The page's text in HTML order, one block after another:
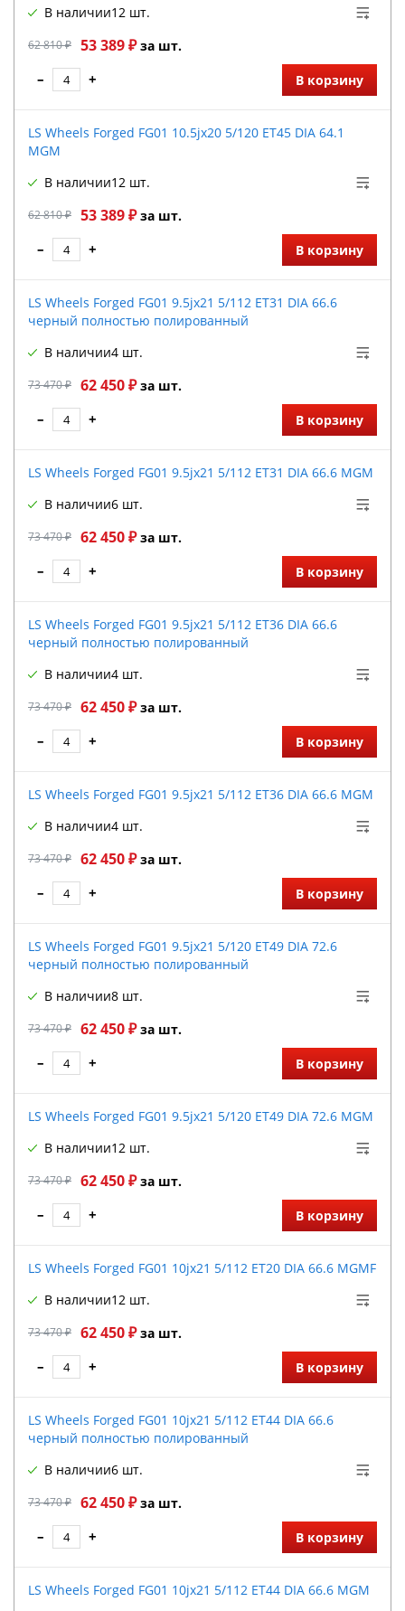
62 810 ₽ 53 389 ₽за шт.
В наличии12 шт.
– + В корзину
LS Wheels Forged FG01 10.5jx20 5/120 ET45 DIA 64.1
MGM
62 810 ₽ 53 389 ₽за шт.
В наличии12 шт.
– + В корзину
LS Wheels Forged FG01 9.5jx21 5/112 ET31 DIA 66.6
черный полностью полированный
73 470 ₽ 62 450 ₽за шт.
В наличии4 шт.
– + В корзину
LS Wheels Forged FG01 9.5jx21 5/112 ET31 DIA 66.6 MGM
73 470 ₽ 62 450 ₽за шт.
В наличии6 шт.
– + В корзину
LS Wheels Forged FG01 9.5jx21 5/112 ET36 DIA 66.6
черный полностью полированный
73 470 ₽ 62 450 ₽за шт.
В наличии4 шт.
– + В корзину
LS Wheels Forged FG01 9.5jx21 5/112 ET36 DIA 66.6 MGM
73 470 ₽ 62 450 ₽за шт.
В наличии4 шт.
– + В корзину
LS Wheels Forged FG01 9.5jx21 5/120 ET49 DIA 72.6
черный полностью полированный
73 470 ₽ 62 450 ₽за шт.
В наличии8 шт.
– + В корзину
LS Wheels Forged FG01 9.5jx21 5/120 ET49 DIA 72.6 MGM
73 470 ₽ 62 450 ₽за шт.
В наличии12 шт.
– + В корзину
LS Wheels Forged FG01 10jx21 5/112 ET20 DIA 66.6 MGMF
73 470 ₽ 62 450 ₽за шт.
В наличии12 шт.
– + В корзину
LS Wheels Forged FG01 10jx21 5/112 ET44 DIA 66.6
черный полностью полированный
73 470 ₽ 62 450 ₽за шт.
В наличии6 шт.
– + В корзину
LS Wheels Forged FG01 10jx21 5/112 ET44 DIA 66.6 MGM